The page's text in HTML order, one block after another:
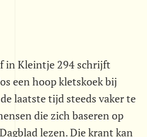
in Kleintje 294 schrijft
een hoop kletskoek bij
laatste tijd steeds vaker te
die zich baseren op
lezen. Die krant kan